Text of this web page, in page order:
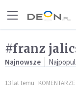
#franz
Najnowsze
13 lat temu KOMENTARZE